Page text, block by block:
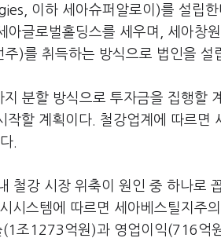
이하 세아슈퍼알로이)를 설립한
글로벌홀딩스를 세우며, 세아창
)를 취득하는 방식으로 법인을 설
분할 방식으로 투자금을 집행할
할 계획이다. 철강업계에 따르면
.
철강 시장 위축이 원인 중 하나로
시스템에 따르면 세아베스틸지주
조1273억원)과 영업이익(716억